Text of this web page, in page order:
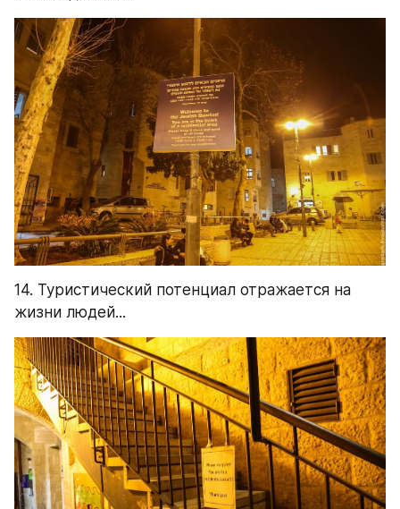
14. Туристический потенциал отражается на
жизни людей...
15. Хотя многие по вечерам даже не закрывают
двери: